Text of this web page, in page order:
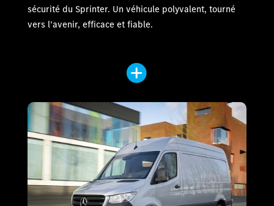
sécurité du Sprinter. Un véhicule polyvalent, tourné
vers l’avenir, efficace et fiable.